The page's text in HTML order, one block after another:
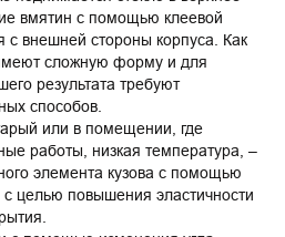
вмятин с помощью клеевой
с внешней стороны корпуса. Как
сложную форму и для
результата требуют
способов.
или в помещении, где
работы, низкая температура, –
элемента кузова с помощью
целью повышения эластичности